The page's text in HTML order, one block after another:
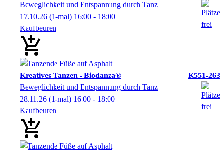
Beweglichkeit und Entspannung durch Tanz
17.10.26 (1-mal) 16:00 - 18:00
Kaufbeuren
Kreatives Tanzen - Biodanza®
K551-263
Beweglichkeit und Entspannung durch Tanz
28.11.26 (1-mal) 16:00 - 18:00
Kaufbeuren